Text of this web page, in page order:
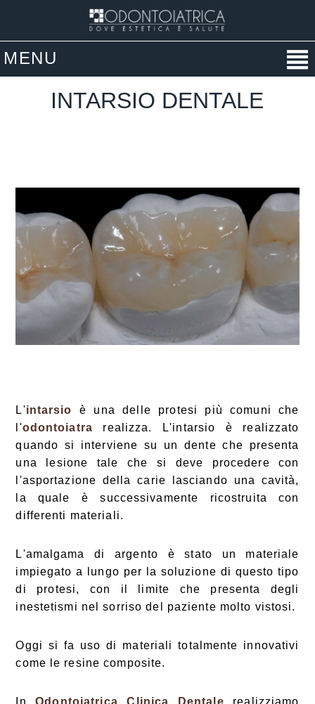
MENU
INTARSIO DENTALE
L'intarsio è una delle protesi più comuni che
l'odontoiatra realizza. L'intarsio è realizzato
quando si interviene su un dente che presenta
una lesione tale che si deve procedere con
l'asportazione della carie lasciando una cavità,
la quale è successivamente ricostruita con
differenti materiali.
L'amalgama di argento è stato un materiale
impiegato a lungo per la soluzione di questo tipo
di protesi, con il limite che presenta degli
inestetismi nel sorriso del paziente molto vistosi.
Oggi si fa uso di materiali totalmente innovativi
come le resine composite.